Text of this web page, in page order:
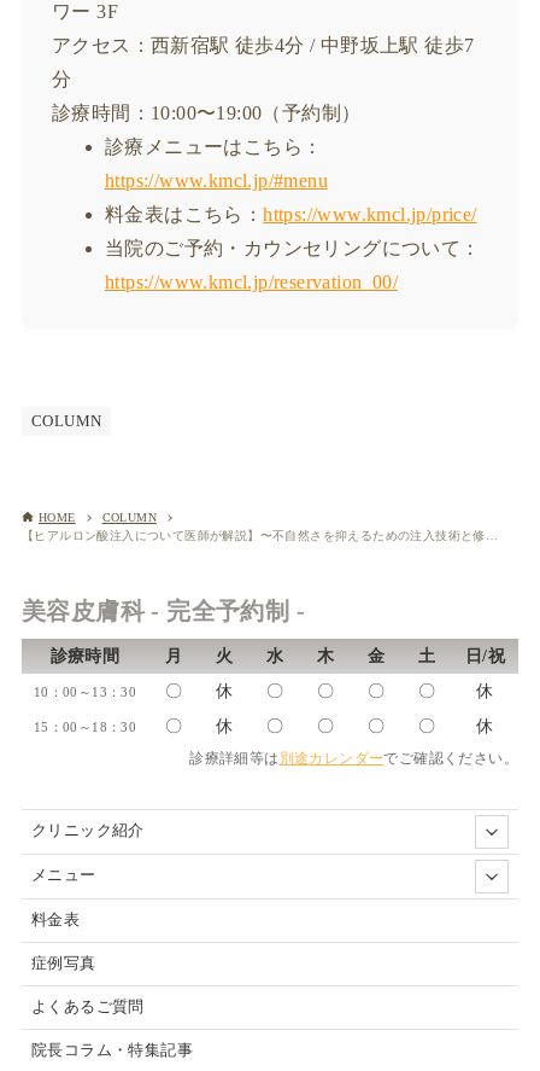
ワー 3F
アクセス：西新宿駅 徒歩4分 / 中野坂上駅 徒歩7
分
診療時間：10:00〜19:00（予約制）
診療メニューはこちら：
https://www.kmcl.jp/#menu
料金表はこちら：https://www.kmcl.jp/price/
当院のご予約・カウンセリングについて：
https://www.kmcl.jp/reservation_00/
COLUMN
HOME
COLUMN
美容皮膚科 - 完全予約制 -
診療時間 月 火 水 木 金 土 日/祝
10：00～13：30 〇 休 〇 〇 〇 〇 休
15：00～18：30 〇 休 〇 〇 〇 〇 休
診療詳細等は 別途カレンダーでご確認ください。
クリニック紹介
メニュー
料金表
症例写真
よくあるご質問
院長コラム・特集記事